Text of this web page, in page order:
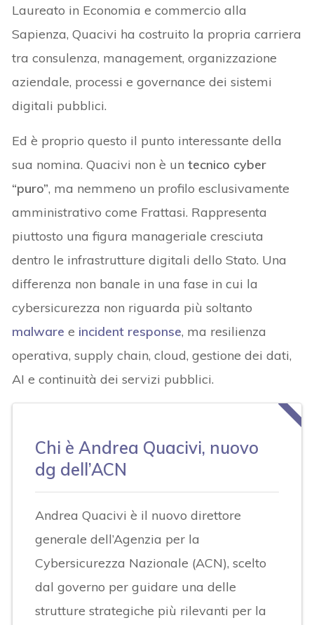
Laureato in Economia e commercio alla
Sapienza, Quacivi ha costruito la propria carriera
tra consulenza, management, organizzazione
aziendale, processi e governance dei sistemi
digitali pubblici.
Ed è proprio questo il punto interessante della
sua nomina. Quacivi non è untecnico cyber
“puro”, ma nemmeno un profilo esclusivamente
amministrativo come Frattasi. Rappresenta
piuttosto una figura manageriale cresciuta
dentro le infrastrutture digitali dello Stato. Una
differenza non banale in una fase in cui la
cybersicurezza non riguarda più soltanto
malware e incident response, ma resilienza
operativa, supply chain, cloud, gestione dei dati,
AI e continuità dei servizi pubblici.
Chi è Andrea Quacivi, nuovo
dg dell’ACN
Andrea Quacivi è il nuovo direttore
generale dell’Agenzia per la
Cybersicurezza Nazionale (ACN), scelto
dal governo per guidare una delle
strutture strategiche più rilevanti per la